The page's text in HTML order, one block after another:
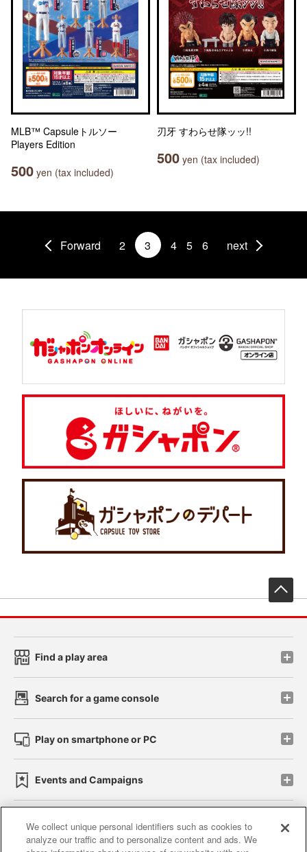
MLB™ Capsuleトルソー
Players Edition
500 yen (tax included)
刃牙 すわらせ隊ッッ!!
500 yen (tax included)
Forward 2 3 4 5 6 next
Find a play area
Search for a game console
Play on smartphone or PC
Events and Campaigns
Affiliate Sustainability site policy privacy policy
We collect unique personal identifiers such as cookies to
analyze our traffic and to personalize content and ads. We